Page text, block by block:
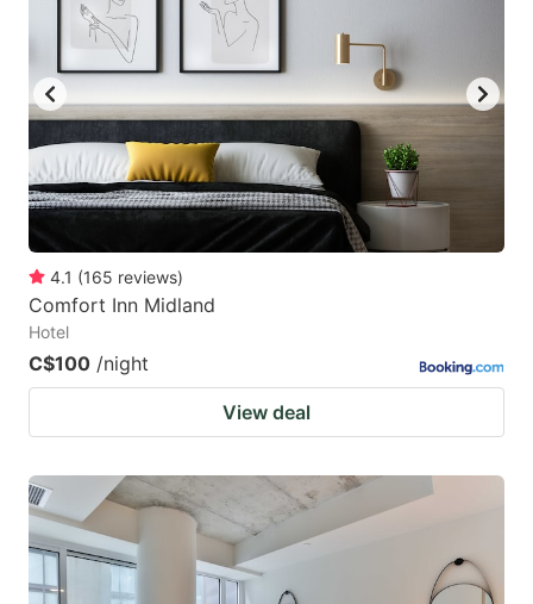
4.1 (165 reviews)
Comfort Inn Midland
Hotel
C$100 /night
View deal